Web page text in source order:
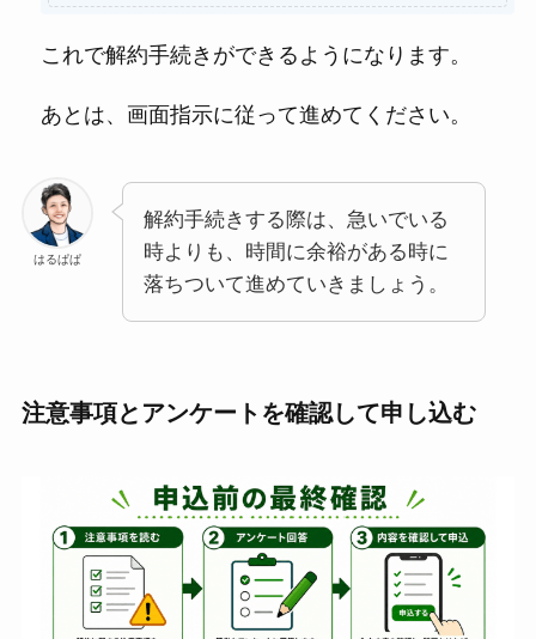
これで解約手続きができるようになります。
あとは、画面指示に従って進めてください。
はるぱぱ
解約手続きする際は、急いでいる
時よりも、時間に余裕がある時に
落ちついて進めていきましょう。
注意事項とアンケートを確認して申し込む